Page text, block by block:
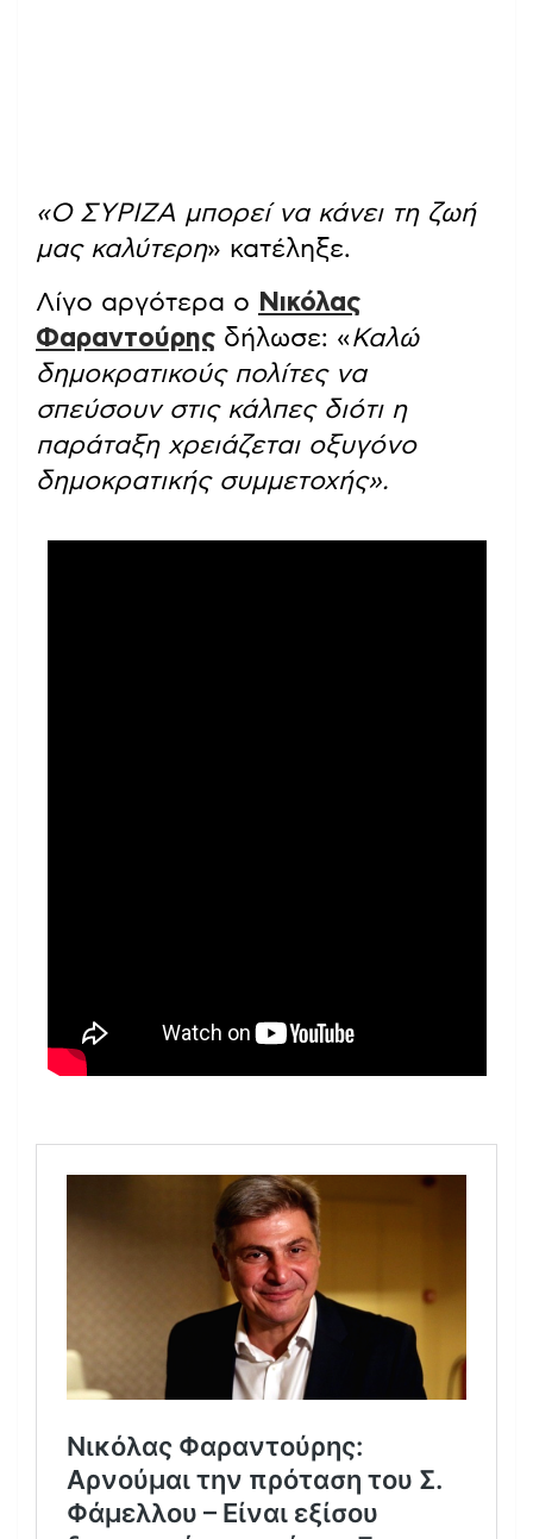
«Ο ΣΥΡΙΖΑ μπορεί να κάνει τη ζωή
μας καλύτερη» κατέληξε.
Λίγο αργότερα ο Νικόλας
Φαραντούρης δήλωσε: «Καλώ
δημοκρατικούς πολίτες να
σπεύσουν στις κάλπες διότι η
παράταξη χρειάζεται οξυγόνο
δημοκρατικής συμμετοχής».